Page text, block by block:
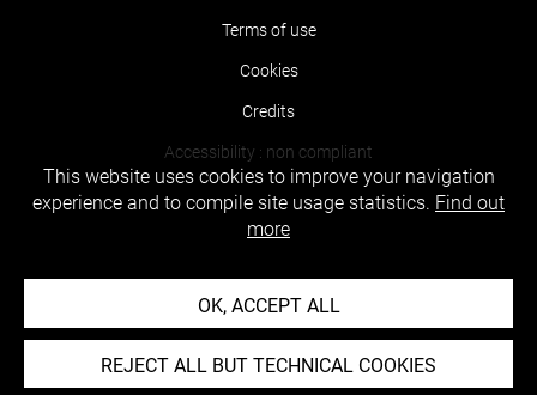
Terms of use
Cookies
Credits
Accessibility : non compliant
This website uses cookies to improve your navigation
experience and to compile site usage statistics. Find out
more
OK, ACCEPT ALL
REJECT ALL BUT TECHNICAL COOKIES